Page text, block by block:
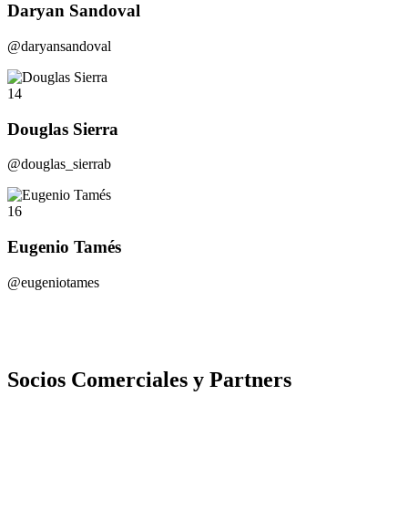
Daryan Sandoval
@daryansandoval
14
Douglas Sierra
@douglas_sierrab
16
Eugenio Tamés
@eugeniotames
Socios Comerciales y Partners